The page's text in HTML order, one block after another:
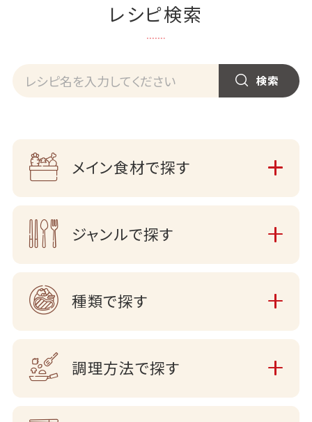
レシピ検索
メイン食材で探す
ジャンルで探す
種類で探す
調理方法で探す